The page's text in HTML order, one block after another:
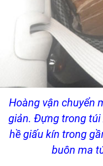
Hoàng vận chuyển
giản. Đựng trong túi
hề giấu kín trong
buôn ma